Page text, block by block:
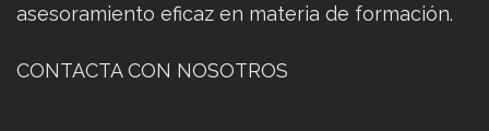
asesoramiento eficaz en materia de formación.
CONTACTA CON NOSOTROS